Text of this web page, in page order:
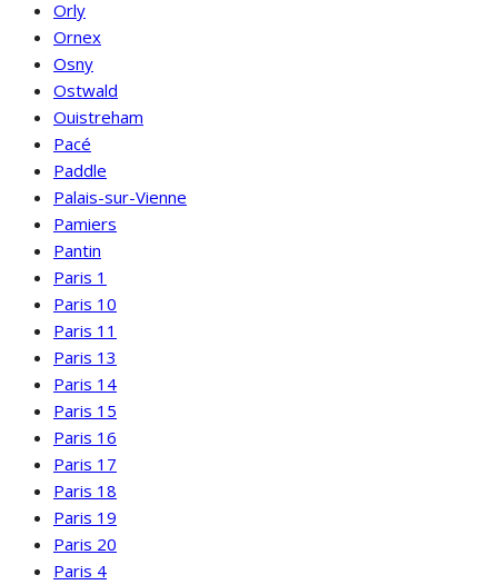
Orly
Ornex
Osny
Ostwald
Ouistreham
Pacé
Paddle
Palais-sur-Vienne
Pamiers
Pantin
Paris 1
Paris 10
Paris 11
Paris 13
Paris 14
Paris 15
Paris 16
Paris 17
Paris 18
Paris 19
Paris 20
Paris 4